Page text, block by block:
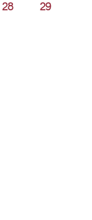
28 29